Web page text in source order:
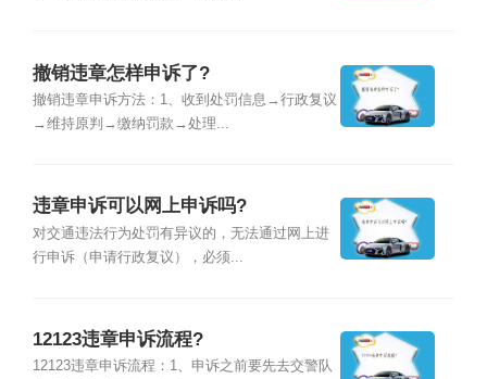
撤销违章怎样申诉了?
撤销违章申诉方法：1、收到处罚信息→行政复议
→维持原判→缴纳罚款→处理...
违章申诉可以网上申诉吗?
对交通违法行为处罚有异议的，无法通过网上进
行申诉（申请行政复议），必须...
12123违章申诉流程?
12123违章申诉流程：1、申诉之前要先去交警队